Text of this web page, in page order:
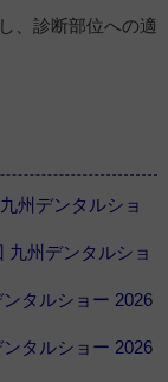
、診断部位への適
州デンタルショ
九州デンタルショ
タルショー 2026
タルショー 2026